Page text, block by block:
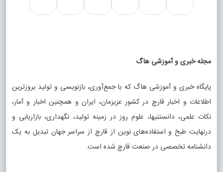
مجله خبری و آموزشی هاگ
پایگاه خبری و آموزشی هاگ که با جمع‌آوری، بازنویسی و تولید بروزترین
اطلاعات و اخبار قارچ در کشور عزیزمان، ایران و همچنین اخبار و آمار،
نکات علمی، دانستنیها، علوم روز در زمینه تولید، نگهداری، بازاریابی و
درنهایت طبخ و استفاده‌های نوین از قارچ از سراسر جهان تبدیل به یک
دانشنامه تخصصی در صنعت قارچ شده است.